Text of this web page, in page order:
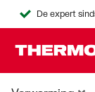
De expert